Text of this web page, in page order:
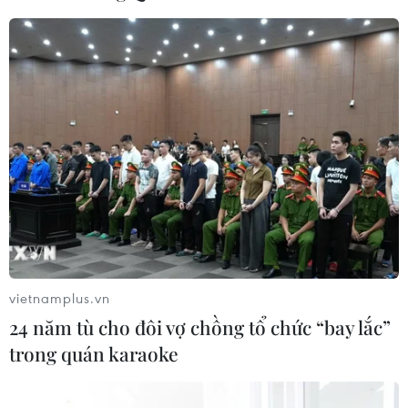
vietnamplus.vn
24 năm tù cho đôi vợ chồng tổ chức “bay lắc”
trong quán karaoke